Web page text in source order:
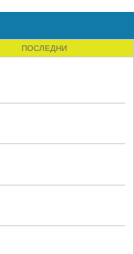
ПОСЛЕДНИ